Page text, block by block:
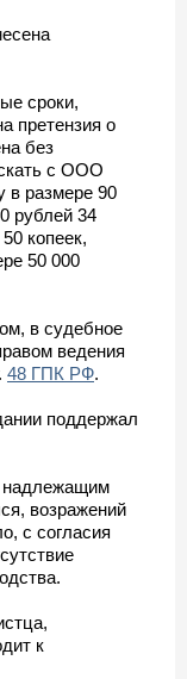
сроки,
претензия о
без
с ООО
в размере 90
рублей 34
копеек,
50 000
в судебное
ведения
48 ГПК РФ.
поддержал
надлежащим
возражений
с согласия
к